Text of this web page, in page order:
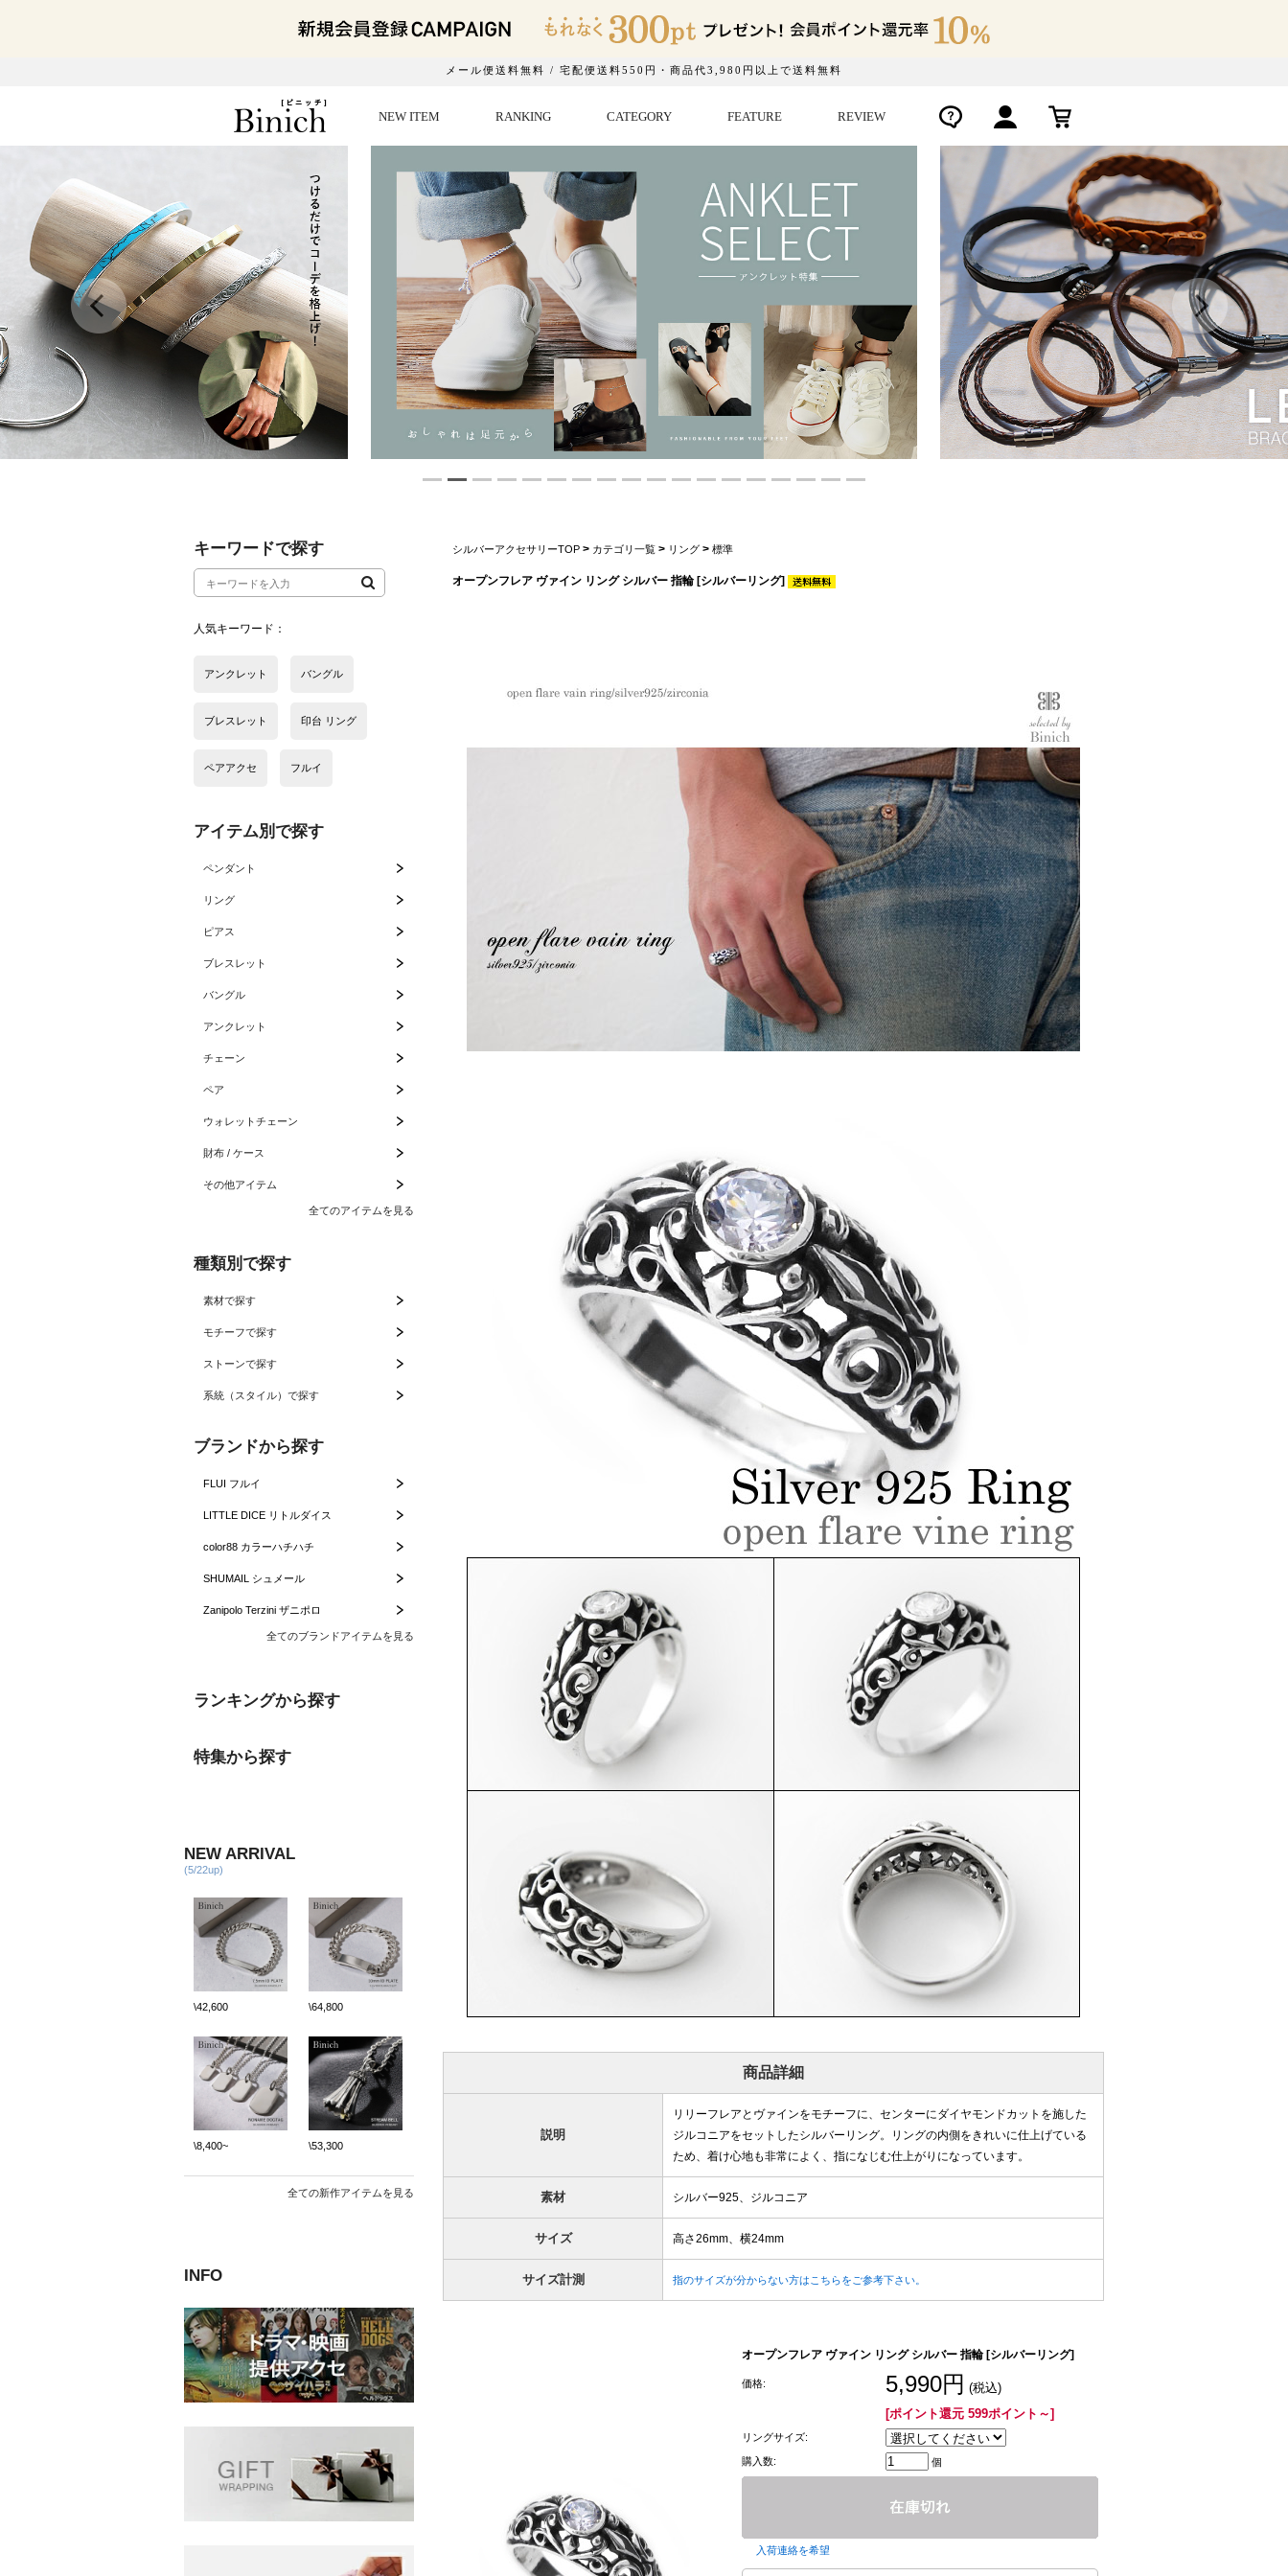
アイテム別で探す
ペンダント
リング
ピアス
ブレスレット
バングル
アンクレット
チェーン
ペア
ウォレットチェーン
財布 / ケース
その他アイテム
全てのアイテムを見る
種類別で探す
素材で探す
モチーフで探す
ストーンで探す
系統（スタイル）で探す
ブランドから探す
FLUI フルイ
LITTLE DICE リトルダイス
color88 カラーハチハチ
SHUMAIL シュメール
Zanipolo Terzini ザニポロ
全てのブランドアイテムを見る
ランキングから探す
特集から探す
シルバーアクセサリーTOP > カテゴリ一覧 > リング > 標準
オープンフレア ヴァイン リング シルバー 指輪 [シルバーリング]
商品詳細
説明
リリーフレアとヴァインをモチーフに、センターにダイヤモンドカットを施した
ジルコニアをセットしたシルバーリング。リングの内側をきれいに仕上げている
ため、着け心地も非常によく、指になじむ仕上がりになっています。
素材 シルバー925、ジルコニア
サイズ 高さ26mm、横24mm
サイズ計測 指のサイズが分からない方はこちらをご参考下さい。
オープンフレア ヴァイン リング シルバー 指輪 [シルバーリング]
価格: 5,990円 (税込)
[ポイント還元 599ポイント～]
リングサイズ:
購入数: 個
入荷連絡を希望